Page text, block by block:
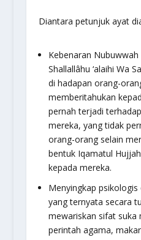
Diantara petunjuk ayat
Kebenaran
Shallallâhu ‘alaihi Wa
di hadapan orang-
memberitahukan
pernah terjadi
mereka, yang tidak
orang-orang selain
bentuk Iqamatul
kepada mereka.
Menyingkap
yang ternyata secara
mewariskan sifat suka
perintah agama,